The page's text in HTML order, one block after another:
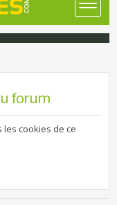
forum
cookies de ce